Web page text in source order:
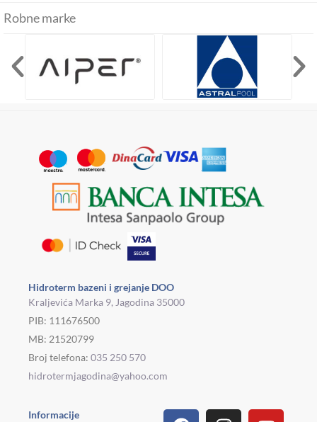
Robne marke
Hidroterm bazeni i grejanje DOO
Kraljevića Marka 9, Jagodina 35000
PIB: 111676500
MB: 21520799
Broj telefona: 035 250 570
hidrotermjagodina@yahoo.com
Informacije FacebookInstagram
Linkedin
Viber
TiktokPinterest